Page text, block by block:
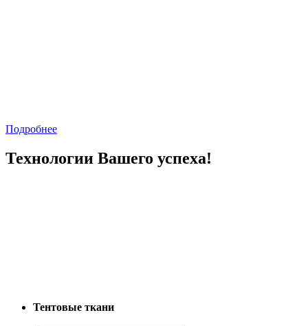
Подробнее
Технологии Вашего успеха!
Тентовые ткани